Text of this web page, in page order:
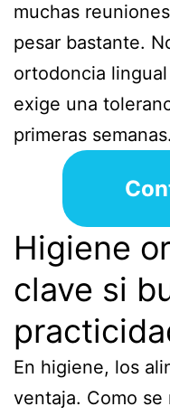
muchas
pesar bastante.
ortodoncia
exige una
primeras semanas.
Higiene
clave si
En higiene, los
ventaja. Como